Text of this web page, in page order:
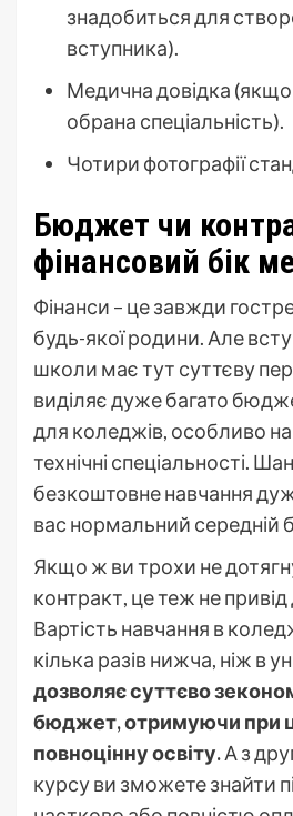
знадобиться для
вступника).
Медична довідка
обрана спеціальність).
Чотири фотографії
Бюджет чи
фінансовий бік
Фінанси – це завжди
будь-якої родини. Але
школи має тут суттєву
виділяє дуже багато
для коледжів, особливо на
технічні спеціальності.
безкоштовне навчання
вас нормальний середній
Якщо ж ви трохи не
контракт, це теж не привід
Вартість навчання в
кілька разів нижча, ніж в
дозволяє суттєво
бюджет, отримуючи при
повноцінну освіту.А з
курсу ви зможете знайти